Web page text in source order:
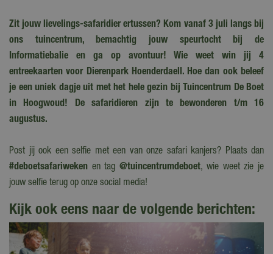
Zit jouw lievelings-safaridier ertussen? Kom vanaf 3 juli langs bij
ons tuincentrum, bemachtig jouw speurtocht bij de
Informatiebalie en ga op avontuur! Wie weet win jij 4
entreekaarten voor Dierenpark Hoenderdaell. Hoe dan ook beleef
je een uniek dagje uit met het hele gezin bij Tuincentrum De Boet
in Hoogwoud! De safaridieren zijn te bewonderen t/m 16
augustus.
Post jij ook een selfie met een van onze safari kanjers? Plaats dan
#deboetsafariweken en tag@tuincentrumdeboet, wie weet zie je
jouw selfie terug op onze social media!
Kijk ook eens naar de volgende berichten: